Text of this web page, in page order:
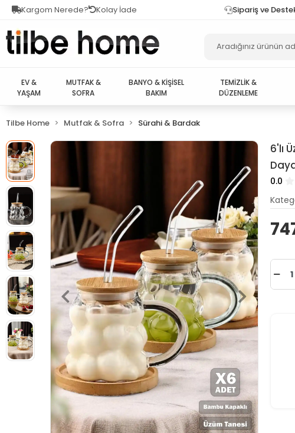
Kargom Nerede? Kolay İade Sipariş ve
EV &
YAŞAM
MUTFAK &
SOFRA
BANYO & KİŞİSEL
BAKIM
TEMİZLİK &
DÜZENLEME
Tilbe Home Mutfak & Sofra Sürahi & Bardak
6'lı
0.0